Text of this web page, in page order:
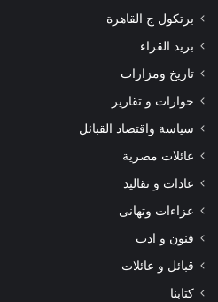
برتكول ج القاهرة
بريد القراء
تاريخ ومزارات
حوارات و تقارير
سياسة واقتصاد القبائل
عائلات مصرية
عادات و تقاليد
عزاءات وتهانى
فنون و ادب
قبائل و عائلات
كتابنا